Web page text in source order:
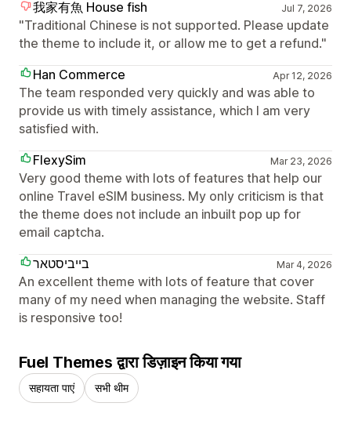
我家有魚 House fish Jul 7, 2026
"Traditional Chinese is not supported. Please update
the theme to include it, or allow me to get a refund."
Han Commerce
Apr 12, 2026
The team responded very quickly and was able to
provide us with timely assistance, which I am very
satisfied with.
FlexySim
Mar 23, 2026
Very good theme with lots of features that help our
online Travel eSIM business. My only criticism is that
the theme does not include an inbuilt pop up for
email captcha.
בייביסטאר
Mar 4, 2026
An excellent theme with lots of feature that cover
many of my need when managing the website. Staff
is responsive too!
Fuel Themes द्वारा डिज़ाइन किया गया
सहायता पाएं सभी थीम